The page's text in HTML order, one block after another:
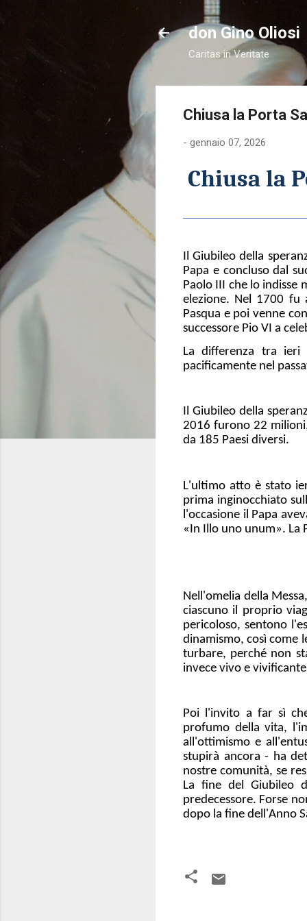
don Gino Oliosi
Caritas in Veritate
Chiusa la Porta
- gennaio 07, 2026
Chiusa la
Il Giubileo della
Papa e concluso dal
Paolo III che lo indisse
elezione. Nel 1700 fu
Pasqua e poi venne
successore Pio VI a
La differenza tra
pacificamente nel
Il Giubileo della
2016 furono 22
da 185 Paesi diversi.
L'ultimo atto è stato
prima inginocchiato
l'occasione il Papa
«In Illo uno unum». La
Nell'omelia della
ciascuno il proprio
pericoloso, sentono
dinamismo, così come
turbare, perché non
invece vivo e
Poi l'invito a far sì
profumo della vita,
all'ottimismo e
stupirà ancora - ha
nostre comunità, se
La fine del Giubileo
predecessore. Forse
dopo la fine dell'Anno